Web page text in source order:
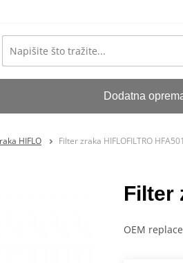
Dodatna
HIFLO Filter zraka HIFLOFILTRO
Filter
OEM